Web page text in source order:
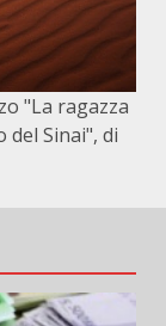
"La ragazza
Sinai", di